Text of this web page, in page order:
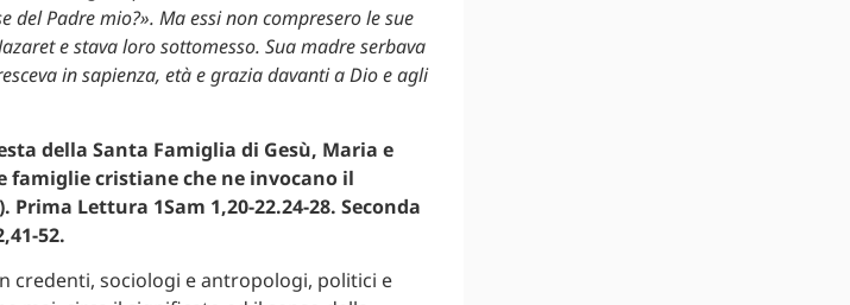
del Padre mio?». Ma essi non compresero le sue
e stava loro sottomesso. Sua madre serbava
in sapienza, età e grazia davanti a Dio e agli
della Santa Famiglia di Gesù, Maria e
famiglie cristiane che ne invocano il
Lettura 1Sam 1,20-22.24-28. Seconda
52.
credenti, sociologi e antropologi, politici e